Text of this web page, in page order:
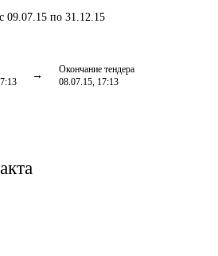
с 09.07.15 по 31.12.15
Окончание тендера
08.07.15, 17:13